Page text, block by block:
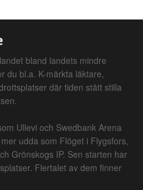
bland landets mindre
du bl.a. K-märkta läktare,
där tiden stått stilla
Ullevi och Swedbank Arena
udda som Flöget i Flygsfors,
Grönskogs IP. Sen starten har
Flertalet av dem finner